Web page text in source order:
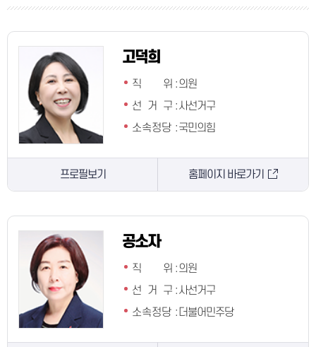
고덕희
직 위
:의원
선 거 구 :사선거구
소속정당 :국민의힘
프로필보기 홈페이지 바로가기
공소자
직 위
:의원
선 거 구 :사선거구
소속정당 : 더불어민주당